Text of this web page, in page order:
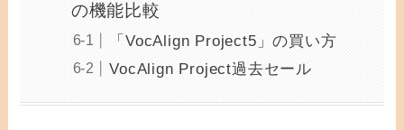
の機能比較
「VocAlign Project5」の買い方
VocAlign Project過去セール